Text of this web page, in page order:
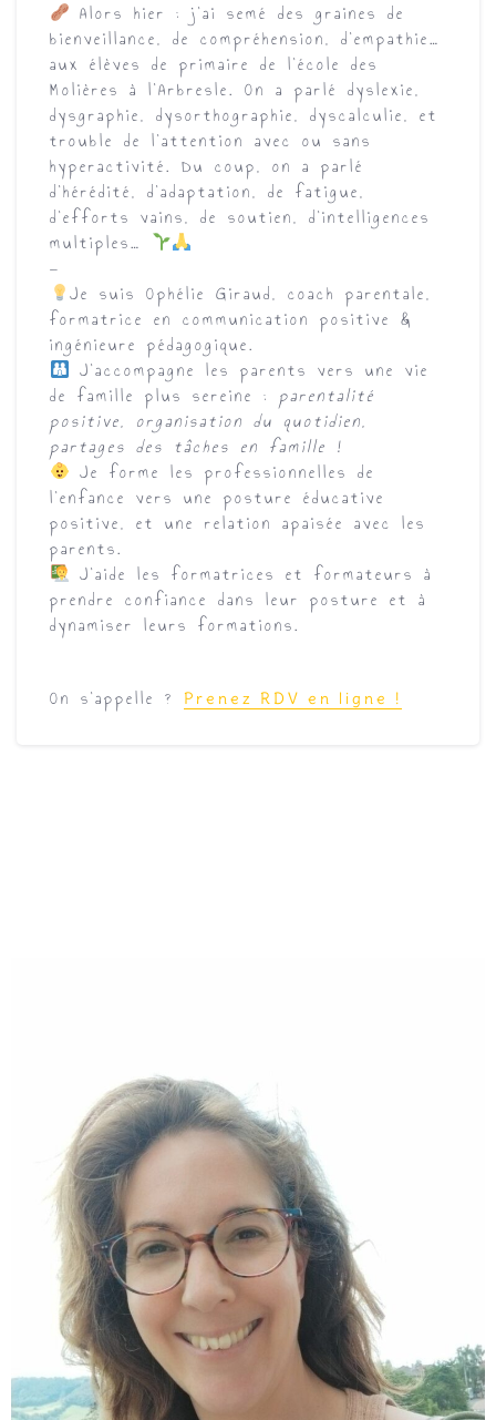
Alors hier : j’ai semé des graines de
bienveillance, de compréhension, d’empathie…
aux élèves de primaire de l’école des
Molières à l’Arbresle. On a parlé dyslexie,
dysgraphie, dysorthographie, dyscalculie, et
trouble de l’attention avec ou sans
hyperactivité. Du coup, on a parlé
d’hérédité, d’adaptation, de fatigue,
d’efforts vains, de soutien, d’intelligences
multiples…
—
Je suis Ophélie Giraud, coach parentale,
formatrice en communication positive &
ingénieure pédagogique.
J’accompagne les parents vers une vie
de famille plus sereine : parentalité
positive, organisation du quotidien,
partages des tâches en famille !
Je forme les professionnelles de
l’enfance vers une posture éducative
positive, et une relation apaisée avec les
parents.
J’aide les formatrices et formateurs à
prendre confiance dans leur posture et à
dynamiser leurs formations.
On s’appelle ? Prenez RDV en ligne !